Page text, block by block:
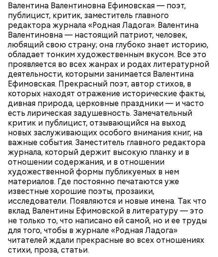
Валентина Валентиновна Ефимовская — поэт,
публицист, критик, заместитель главного
редактора журнала «Родная Ладога». Валентина
Валентиновна — настоящий патриот, человек,
любящий свою страну; она глубоко знает историю,
обладает тонким художественным вкусом. Все это
проявляется во всех жанрах и родах литературной
деятельности, которыми занимается Валентина
Ефимовская. Прекрасный поэт, автор стихов, в
которых находят отражение исторические факты,
дивная природа, церковные праздники — и часто
есть лирическая задушевность. Замечательный
критик и публицист, отзывающийся на выход
новых заслуживающих особого внимания книг, на
важные события. Заместитель главного редактора
журнала, который держит высокую планку и в
отношении содержания, и в отношении
художественной формы публикуемых в нем
материалов. Где постоянно печатаются уже
известные хорошие поэты, прозаики,
исследователи. Появляются и новые имена. Так что
вклад Валентины Ефимовской в литературу — это
не только то, что написано ей самой, но и ее труды
для того, чтобы в журнале «Родная Ладога»
читателей ждали прекрасные во всех отношениях
стихи, проза, статьи.
Тонкости от шефа:подавать такой салат лучше
порционно и со сметаной в качестве заправки.